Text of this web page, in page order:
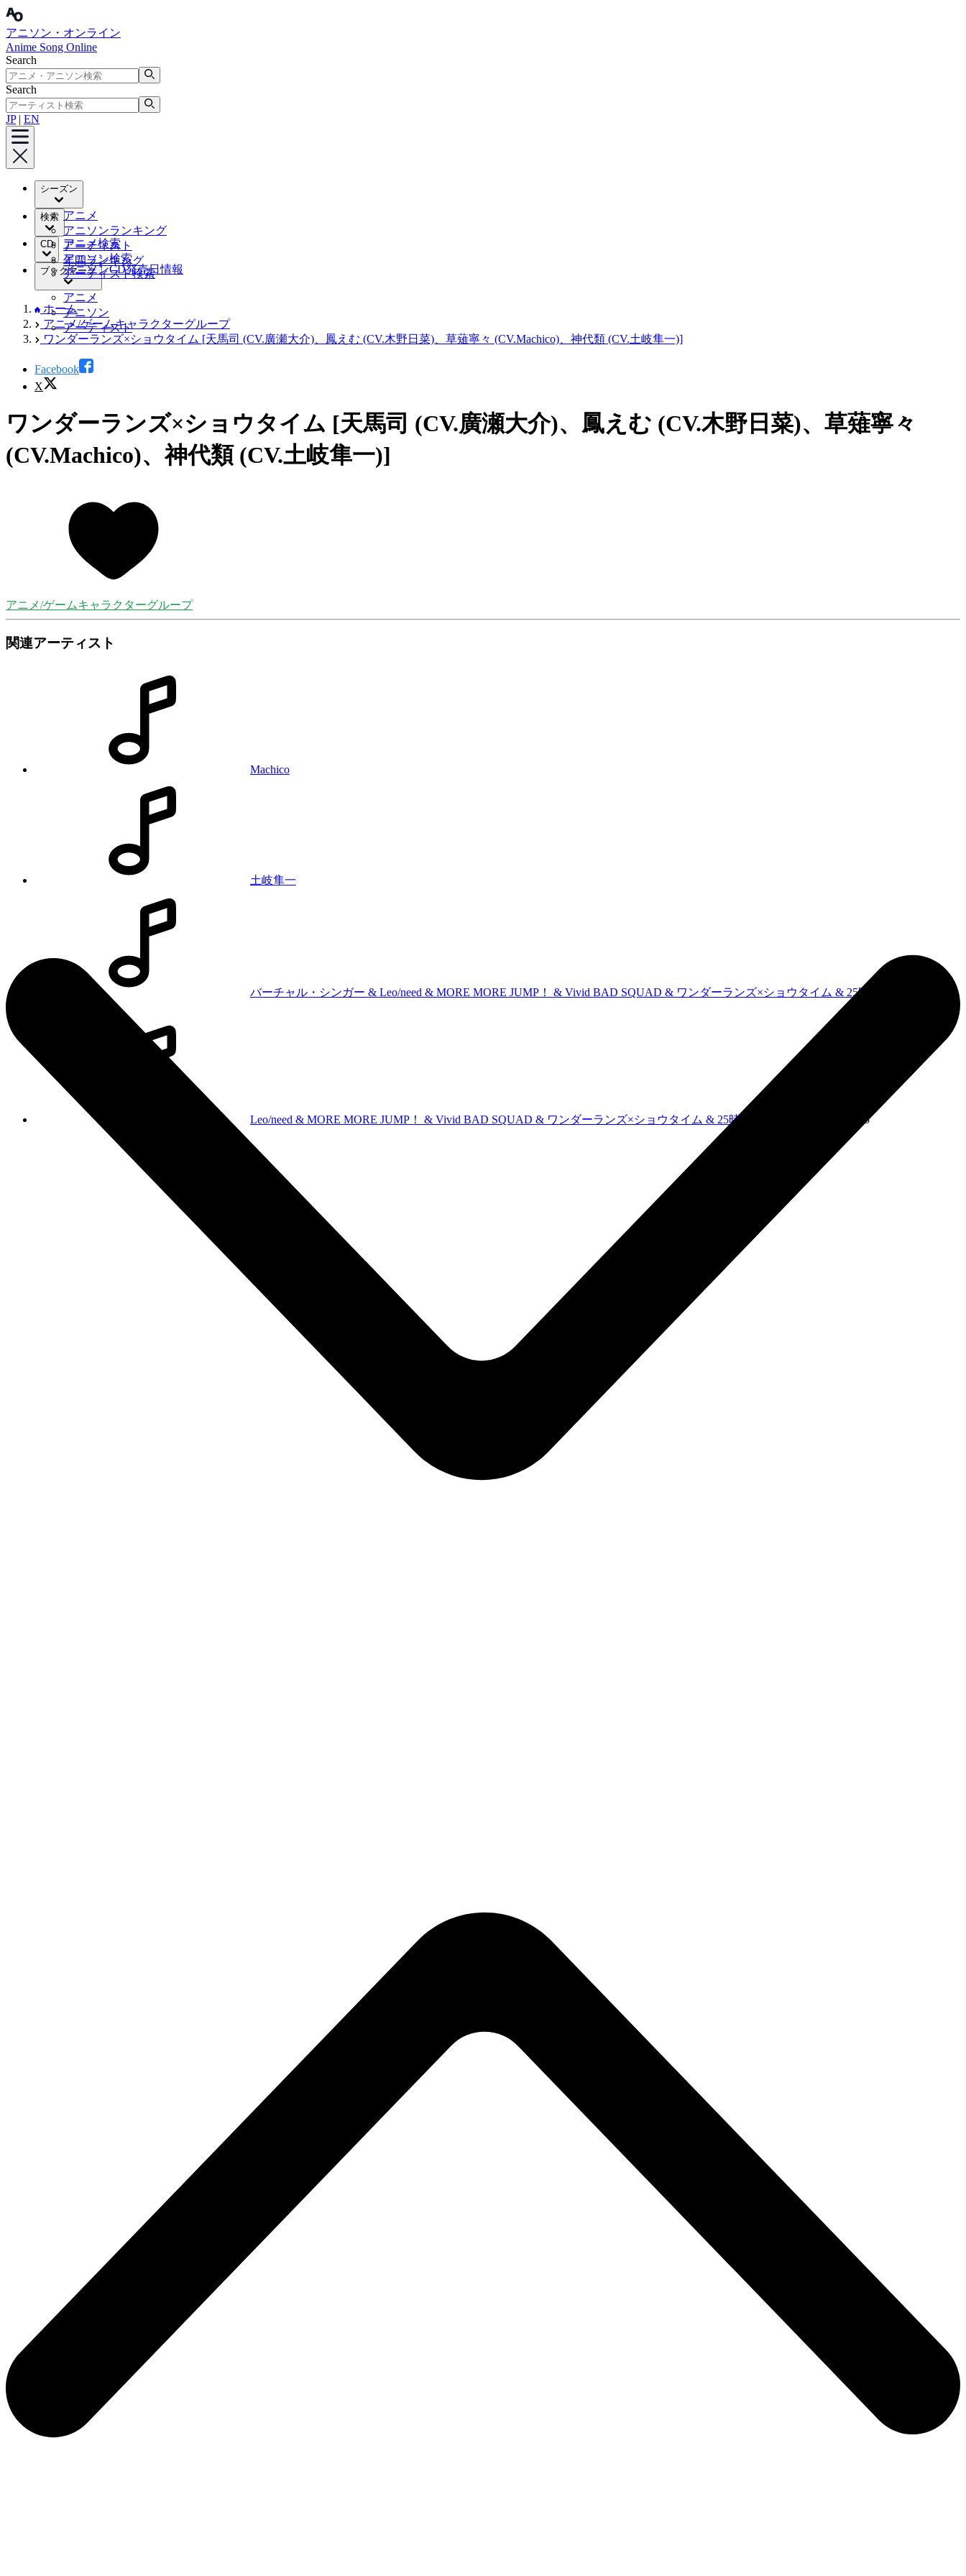
アニソン・オンライン
Anime Song Online
Search
Search
JP| EN
シーズン
アニメ
アニソンランキング
アーティスト
年間ランキング
検索
アニメ検索
アニソン検索
アーティスト検索
CD
アニソンCD発売日情報
ブックマーク
アニメ
アニソン
アーティスト
ホーム
アニメ/ゲームキャラクターグループ
ワンダーランズ×ショウタイム [天馬司 (CV.廣瀬大介)、鳳えむ (CV.木野日菜)、草薙寧々 (CV.Machico)、神代類 (CV.土岐隼一)]
Facebook
X
ワンダーランズ×ショウタイム [天馬司 (CV.廣瀬大介)、鳳えむ (CV.木野日菜)、草薙寧々
(CV.Machico)、神代類 (CV.土岐隼一)]
アニメ/ゲームキャラクターグループ
関連アーティスト
Machico
土岐隼一
バーチャル・シンガー & Leo/need & MORE MORE JUMP！ & Vivid BAD SQUAD & ワンダーランズ×ショウタイム & 25時、ナイトコード
Leo/need & MORE MORE JUMP！ & Vivid BAD SQUAD & ワンダーランズ×ショウタイム & 25時、ナイトコードで。 2025